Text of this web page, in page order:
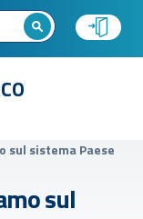
sul sistema Paese
sul